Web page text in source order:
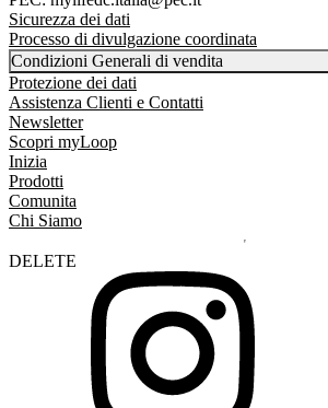
Sicurezza dei dati
Processo di divulgazione coordinata
Condizioni Generali di vendita
Protezione dei dati
Assistenza Clienti e Contatti
Newsletter
Scopri myLoop
Inizia
Prodotti
Comunita
Chi Siamo
DELETE